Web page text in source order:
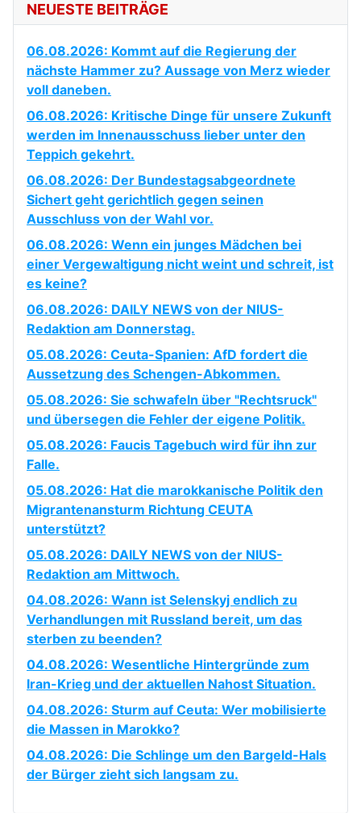
NEUESTE BEITRÄGE
06.08.2026: Kommt auf die Regierung der
nächste Hammer zu? Aussage von Merz wieder
voll daneben.
06.08.2026: Kritische Dinge für unsere Zukunft
werden im Innenausschuss lieber unter den
Teppich gekehrt.
06.08.2026: Der Bundestagsabgeordnete
Sichert geht gerichtlich gegen seinen
Ausschluss von der Wahl vor.
06.08.2026: Wenn ein junges Mädchen bei
einer Vergewaltigung nicht weint und schreit, ist
es keine?
06.08.2026: DAILY NEWS von der NIUS-
Redaktion am Donnerstag.
05.08.2026: Ceuta-Spanien: AfD fordert die
Aussetzung des Schengen-Abkommen.
05.08.2026: Sie schwafeln über "Rechtsruck"
und übersegen die Fehler der eigene Politik.
05.08.2026: Faucis Tagebuch wird für ihn zur
Falle.
05.08.2026: Hat die marokkanische Politik den
Migrantenansturm Richtung CEUTA
unterstützt?
05.08.2026: DAILY NEWS von der NIUS-
Redaktion am Mittwoch.
04.08.2026: Wann ist Selenskyj endlich zu
Verhandlungen mit Russland bereit, um das
sterben zu beenden?
04.08.2026: Wesentliche Hintergründe zum
Iran-Krieg und der aktuellen Nahost Situation.
04.08.2026: Sturm auf Ceuta: Wer mobilisierte
die Massen in Marokko?
04.08.2026: Die Schlinge um den Bargeld-Hals
der Bürger zieht sich langsam zu.